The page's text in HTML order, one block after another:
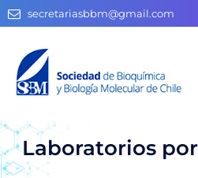
secretariasbbm@gmail.com
Laboratorios